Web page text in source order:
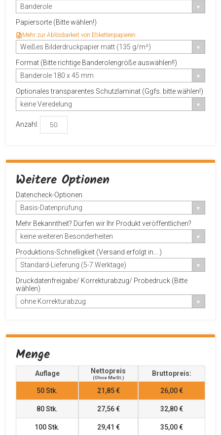
Banderole
Papiersorte (Bitte wählen!)
Mehr zur Ablösbarkeit von Etikettenpapieren
Weißes Bilderdruckpapier matt (135 g/m²)
Format (Bitte richtige Banderolengröße auswählen!!)
Banderole 180 x 45 mm
Optionales transparentes Schutzlaminat (Ggfs. bitte wählen!)
keine Veredelung
Anzahl:
Weitere Optionen
Datencheck-Optionen
Basis-Datenprüfung
Mehr Bekanntheit? Dürfen wir Ihr Produkt veröffentlichen?
keine weiteren Besonderheiten
Produktions-Schnelligkeit (Versand erfolgt in....)
Standard-Lieferung (5-7 Werktage)
Druckdatenfreigabe/ Korrekturabzug/ Probedruck (Bitte
wählen)
ohne Korrekturabzug
Menge
Auflage Nettopreis
(ohne MwSt.)
Bruttopreis:
50Stk. 21,85 € 26,00 €
80Stk. 27,56 € 32,80 €
100Stk. 29,41 € 35,00 €